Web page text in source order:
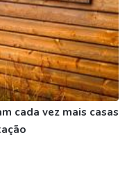
cada vez mais casas